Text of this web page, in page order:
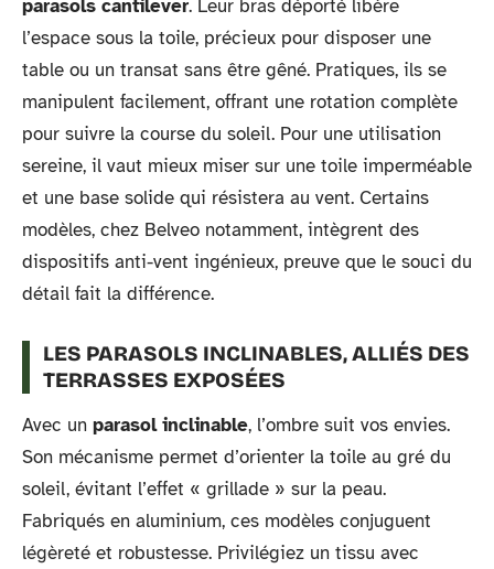
parasols cantilever. Leur bras déporté libère
l’espace sous la toile, précieux pour disposer une
table ou un transat sans être gêné. Pratiques, ils se
manipulent facilement, offrant une rotation complète
pour suivre la course du soleil. Pour une utilisation
sereine, il vaut mieux miser sur une toile imperméable
et une base solide qui résistera au vent. Certains
modèles, chez Belveo notamment, intègrent des
dispositifs anti-vent ingénieux, preuve que le souci du
détail fait la différence.
LES PARASOLS INCLINABLES, ALLIÉS DES
TERRASSES EXPOSÉES
Avec un parasol inclinable, l’ombre suit vos envies.
Son mécanisme permet d’orienter la toile au gré du
soleil, évitant l’effet « grillade » sur la peau.
Fabriqués en aluminium, ces modèles conjuguent
légèreté et robustesse. Privilégiez un tissu avec